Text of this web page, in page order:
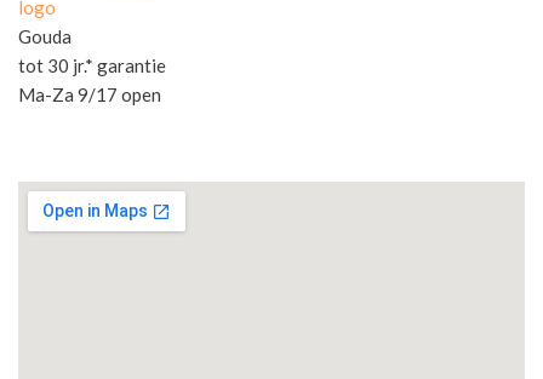
logo
Gouda
tot 30 jr.* garantie
Ma-Za 9/17 open